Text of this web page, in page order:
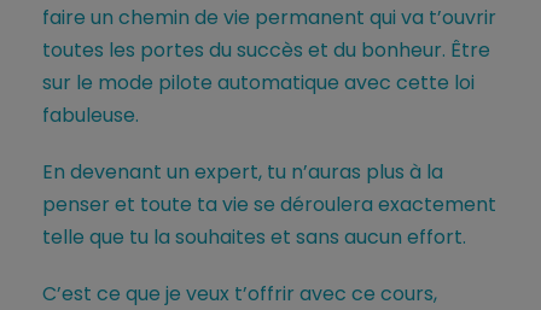
faire un chemin de vie permanent qui va t’ouvrir
toutes les portes du succès et du bonheur. Être
sur le mode pilote automatique avec cette loi
fabuleuse.
En devenant un expert, tu n’auras plus à la
penser et toute ta vie se déroulera exactement
telle que tu la souhaites et sans aucun effort.
C’est ce que je veux t’offrir avec ce cours,